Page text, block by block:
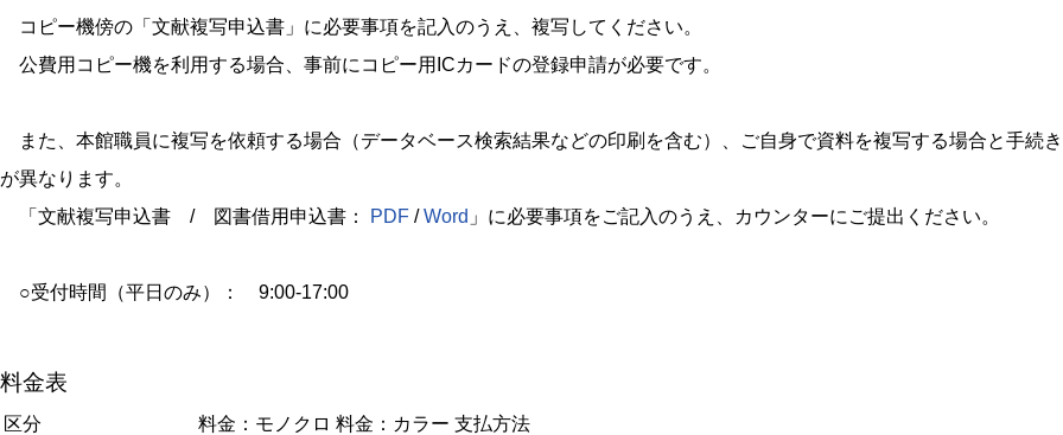
コピー機傍の「文献複写申込書」に必要事項を記入のうえ、複写してください。
公費用コピー機を利用する場合、事前にコピー用ICカードの登録申請が必要です。
また、本館職員に複写を依頼する場合（データベース検索結果などの印刷を含む）、ご自身で資料を複写する場合と手続
が異なります。
「文献複写申込書 / 図書借用申込書：
PDF /Word 」に必要事項をご記入のうえ、カウンターにご提出ください。
○受付時間（平日のみ）： 9:00-17:00
料金表
区分 料金：モノクロ 料金：カラー 支払方法